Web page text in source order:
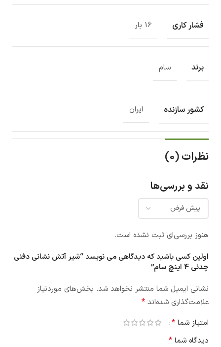
فشار کاری 16 بار
برند سام
کشور سازنده ایران
نظرات (0)
نقد و بررسی‌ها
هنوز بررسی‌ای ثبت نشده است.
اولین کسی باشید که دیدگاهی می نویسد “شیر آتش نشانی دفنی
چدنی 4 اینچ سام”
نشانی ایمیل شما منتشر نخواهد شد. بخش‌های موردنیاز
علامت‌گذاری شده‌اند *
امتیاز شما *
دیدگاه شما *